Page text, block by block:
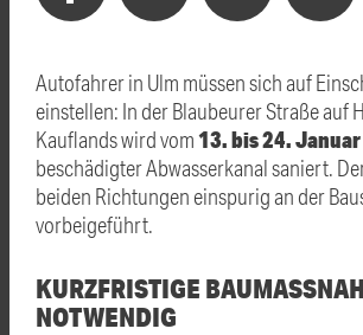
Autofahrer in Ulm müssen sich auf
einstellen: In der Blaubeurer Straße auf
Kauflands wird vom13. bis 24.
beschädigter Abwasserkanal saniert.
beiden Richtungen einspurig an der
vorbeigeführt.
KURZFRISTIGE
OTWENDIG